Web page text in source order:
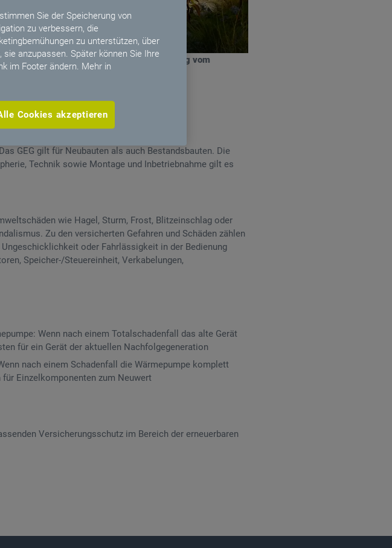
genutzte Wärmepumpen unabhängig vom
Geothermietechnik
GEG gilt für Neubauten als auch Bestandsbauten. Die
Technik sowie Montage und Inbetriebnahme gilt es
wie Hagel, Sturm, Frost, Blitzeinschlag oder
Zu den versicherten Gefahren und Schäden zählen
oder Fahrlässigkeit in der Bedienung
Speicher-/Steuereinheit, Verkabelungen,
Wenn nach einem Totalschadenfall das alte Gerät
für ein Gerät der aktuellen Nachfolgegeneration
nach einem Schadenfall die Wärmepumpe komplett
Einzelkomponenten zum Neuwert
Versicherungsschutz im Bereich der erneuerbaren
Sie der Speicherung von
zu verbessern, die
zu unterstützen, über
sie anzupassen. Später können Sie Ihre
im Footer ändern. Mehr in
Cookies akzeptieren